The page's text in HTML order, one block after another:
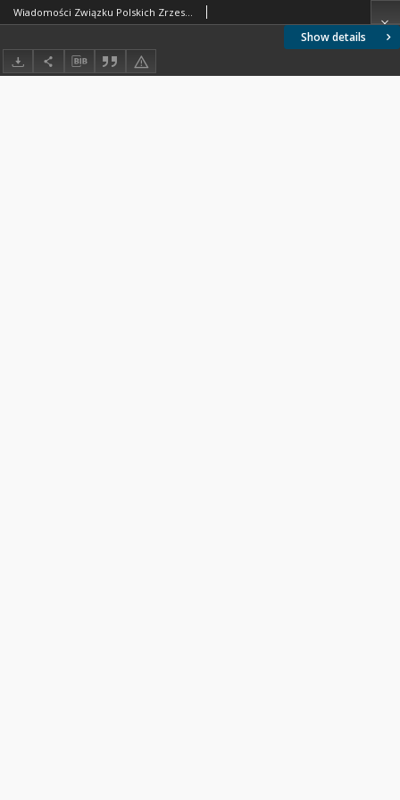
Show details
Wiadomości Związku Polskich Zrzeszeń Technicznych 1930 nr 9